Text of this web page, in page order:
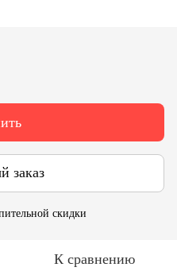
заказ
скидки
К сравнению